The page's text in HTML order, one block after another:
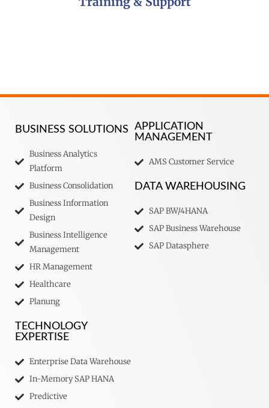
BUSINESS SOLUTIONS
Business Analytics
Platform
Business Consolidation
Business Information
Design
Business Intelligence
Management
HR Management
Healthcare
Planung
TECHNOLOGY
EXPERTISE
Enterprise Data Warehouse
In-Memory SAP HANA
Predictive
APPLICATION
MANAGEMENT
AMS Customer Service
DATA WAREHOUSING
SAP BW/4HANA
SAP Business Warehouse
SAP Datasphere